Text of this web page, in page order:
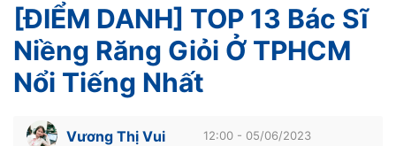
[ĐIỂM DANH] TOP 13 Bác Sĩ
Niềng Răng Giỏi Ở TPHCM
Nổi Tiếng Nhất
Vương Thị Vui 12:00 - 05/06/2023